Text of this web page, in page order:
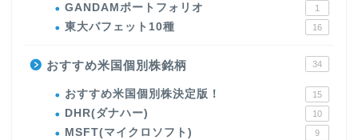
GANDAMポートフォリオ 1
東大バフェット10種 16
おすすめ米国個別株銘柄 34
おすすめ米国個別株決定版！ 15
DHR(ダナハー) 10
MSFT(マイクロソフト) 9